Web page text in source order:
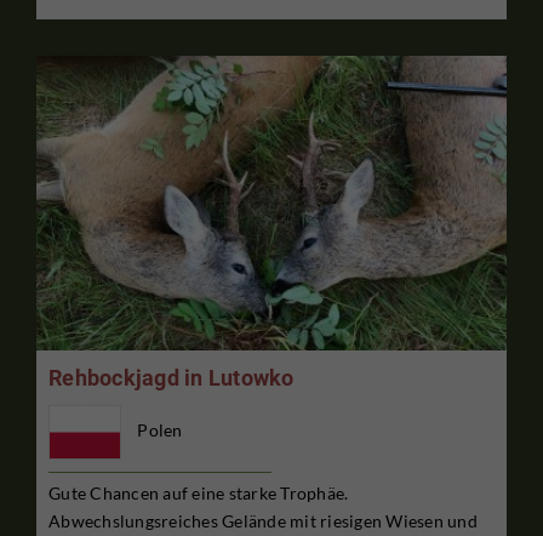
Rehbockjagd in Lutowko
Polen
Gute Chancen auf eine starke Trophäe.
Abwechslungsreiches Gelände mit riesigen Wiesen und